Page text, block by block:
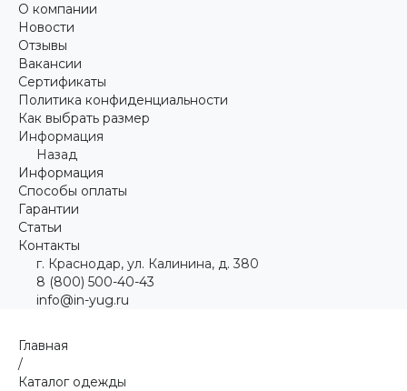
О компании
Новости
Отзывы
Вакансии
Сертификаты
Политика конфиденциальности
Как выбрать размер
Информация
Назад
Информация
Способы оплаты
Гарантии
Статьи
Контакты
г. Краснодар, ул. Калинина, д. 380
8 (800) 500-40-43
info@in-yug.ru
Главная
/
Каталог одежды